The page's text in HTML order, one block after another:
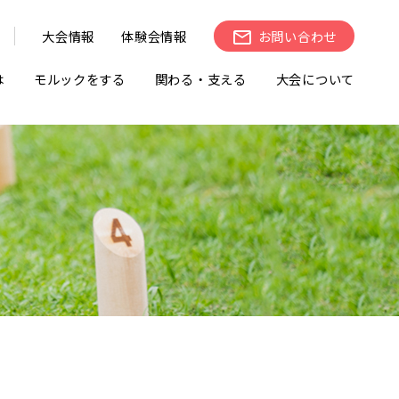
大会情報 体験会情報 お問い合わせ
モルックをする 関わる・支える 大会について